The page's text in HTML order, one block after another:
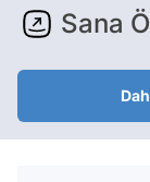
Sana